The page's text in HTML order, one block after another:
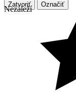
Zatvoriť Označiť
Nezáleží